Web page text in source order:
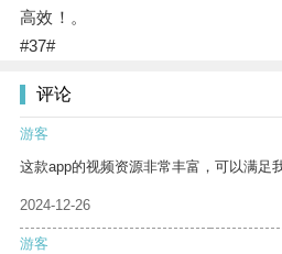
高效！。
#37#
评论
游客
这款app的视频资源非常丰富，可以满足
2024-12-26
游客